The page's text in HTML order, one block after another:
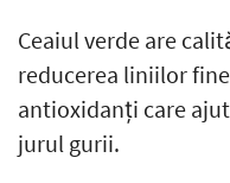
Ceaiul verde are
reducerea liniilor
antioxidanți care
jurul gurii.